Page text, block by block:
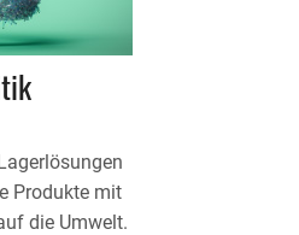
Produkte mit
die Umwelt.